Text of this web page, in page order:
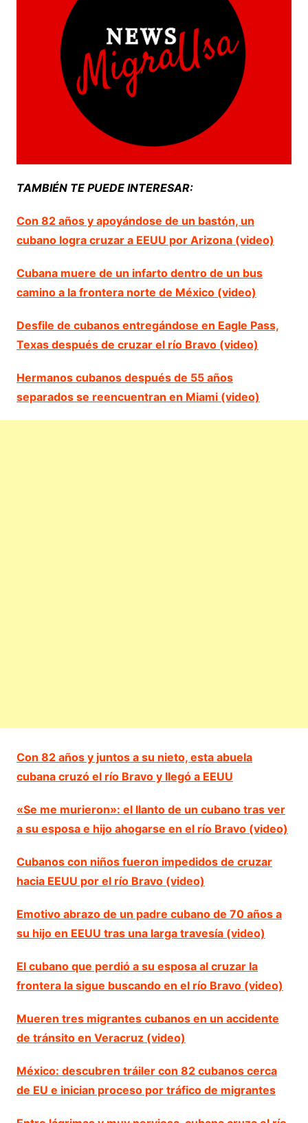
TAMBIÉN TE PUEDE INTERESAR:
Con 82 años y apoyándose de un bastón, un
cubano logra cruzar a EEUU por Arizona (video)
Cubana muere de un infarto dentro de un bus
camino a la frontera norte de México (video)
Desfile de cubanos entregándose en Eagle Pass,
Texas después de cruzar el río Bravo (video)
Hermanos cubanos después de 55 años
separados se reencuentran en Miami (video)
Con 82 años y juntos a su nieto, esta abuela
cubana cruzó el río Bravo y llegó a EEUU
«Se me murieron»: el llanto de un cubano tras ver
a su esposa e hijo ahogarse en el río Bravo (video)
Cubanos con niños fueron impedidos de cruzar
hacia EEUU por el río Bravo (video)
Emotivo abrazo de un padre cubano de 70 años a
su hijo en EEUU tras una larga travesía (video)
El cubano que perdió a su esposa al cruzar la
frontera la sigue buscando en el río Bravo (video)
Mueren tres migrantes cubanos en un accidente
de tránsito en Veracruz (video)
México: descubren tráiler con 82 cubanos cerca
de EU e inician proceso por tráfico de migrantes